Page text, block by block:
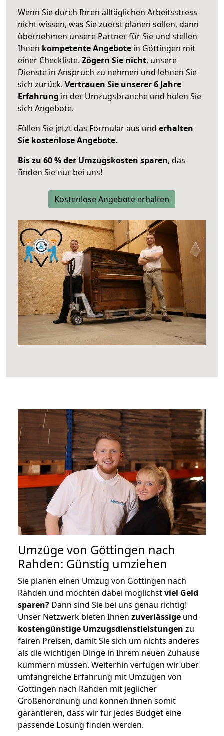
Wenn Sie durch Ihren alltäglichen Arbeitsstress
nicht wissen, was Sie zuerst planen sollen, dann
übernehmen unsere Partner für Sie und stellen
Ihnen kompetente Angebote in Göttingen mit
einer Checkliste. Zögern Sie nicht, unsere
Dienste in Anspruch zu nehmen und lehnen Sie
sich zurück. Vertrauen Sie unserer 6 Jahre
Erfahrung in der Umzugsbranche und holen Sie
sich Angebote.
Füllen Sie jetzt das Formular aus und erhalten
Sie kostenlose Angebote.
Bis zu 60 % der Umzugskosten sparen, das
finden Sie nur bei uns!
Kostenlose Angebote erhalten
Umzüge von Göttingen nach
Rahden: Günstig umziehen
Sie planen einen Umzug von Göttingen nach
Rahden und möchten dabei möglichstviel Geld
sparen? Dann sind Sie bei uns genau richtig!
Unser Netzwerk bieten Ihnen zuverlässige und
kostengünstige Umzugsdienstleistungen zu
fairen Preisen, damit Sie sich um nichts anderes
als die wichtigen Dinge in Ihrem neuen Zuhause
kümmern müssen. Weiterhin verfügen wir über
umfangreiche Erfahrung mit Umzügen von
Göttingen nach Rahden mit jeglicher
Größenordnung und können Ihnen somit
garantieren, dass wir für jedes Budget eine
passende Lösung finden werden.